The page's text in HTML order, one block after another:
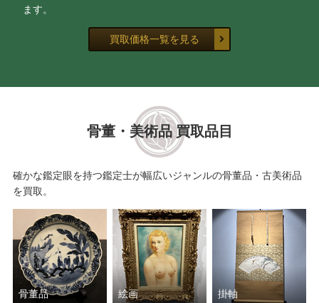
ます。
買取価格一覧を見る
骨董・美術品 買取品目
確かな鑑定眼を持つ鑑定士が幅広いジャンルの骨董品・古美術品
を買取。
骨董品 絵画 掛軸